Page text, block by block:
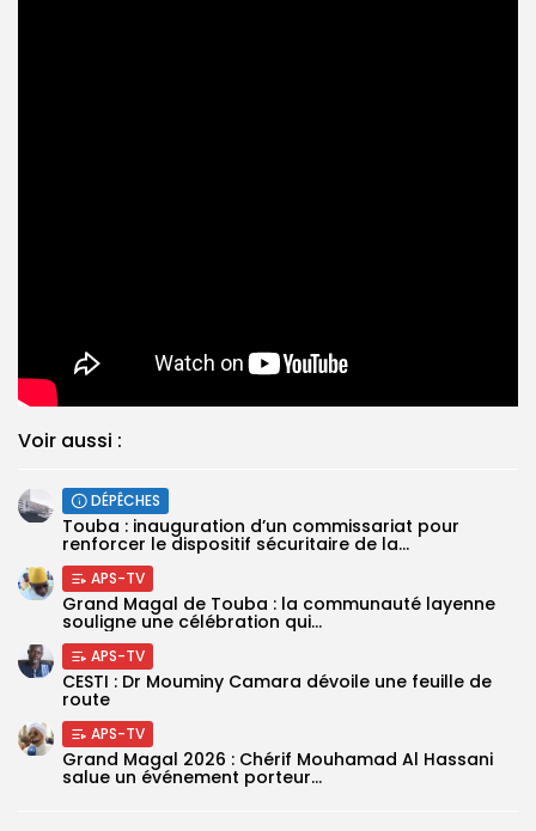
Voir aussi :
DÉPÊCHES
Touba : inauguration d’un commissariat pour
renforcer le dispositif sécuritaire de la...
APS-TV
Grand Magal de Touba : la communauté layenne
souligne une célébration qui...
APS-TV
CESTI : Dr Mouminy Camara dévoile une feuille de
route
APS-TV
Grand Magal 2026 : Chérif Mouhamad Al Hassani
salue un événement porteur...